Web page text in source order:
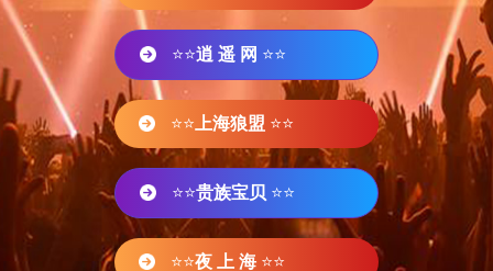
⭐⭐逍 遥 网 ⭐⭐
⭐⭐ 上海狼盟 ⭐⭐
⭐⭐贵族宝贝 ⭐⭐
⭐⭐夜 上 海 ⭐⭐